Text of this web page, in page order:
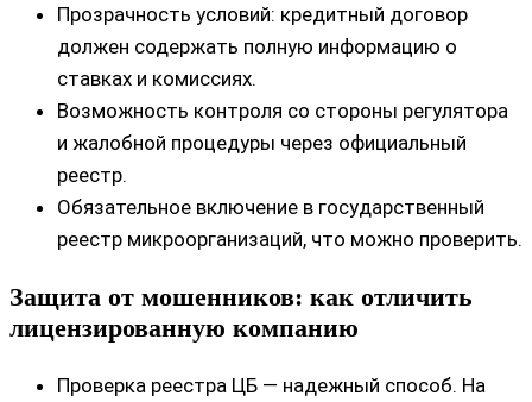
Прозрачность условий: кредитный договор
должен содержать полную информацию о
ставках и комиссиях.
Возможность контроля со стороны регулятора
и жалобной процедуры через официальный
реестр.
Обязательное включение в государственный
реестр микроорганизаций, что можно проверить.
Защита от мошенников: как отличить
лицензированную компанию
Проверка реестра ЦБ — надежный способ. На